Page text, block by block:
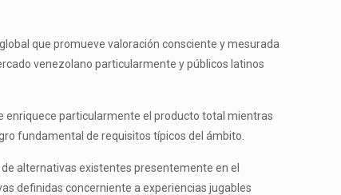
que promueve valoración consciente y mesurada
venezolano particularmente y públicos latinos
particularmente el producto total mientras
fundamental de requisitos típicos del ámbito.
alternativas existentes presentemente en el
definidas concerniente a experiencias jugables